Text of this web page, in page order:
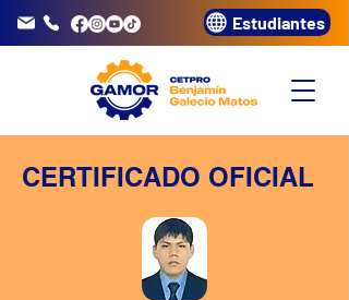
3320072 Estudiantes
CERTIFICADO OFICIAL